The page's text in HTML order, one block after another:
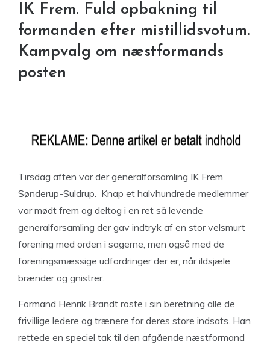
IK Frem. Fuld opbakning til
formanden efter mistillidsvotum.
Kampvalg om næstformands
posten
Tirsdag aften var der generalforsamling IK Frem
Sønderup-Suldrup. Knap et halvhundrede medlemmer
var mødt frem og deltog i en ret så levende
generalforsamling der gav indtryk af en stor velsmurt
forening med orden i sagerne, men også med de
foreningsmæssige udfordringer der er, når ildsjæle
brænder og gnistrer.
Formand Henrik Brandt roste i sin beretning alle de
frivillige ledere og trænere for deres store indsats. Han
rettede en speciel tak til den afgående næstformand